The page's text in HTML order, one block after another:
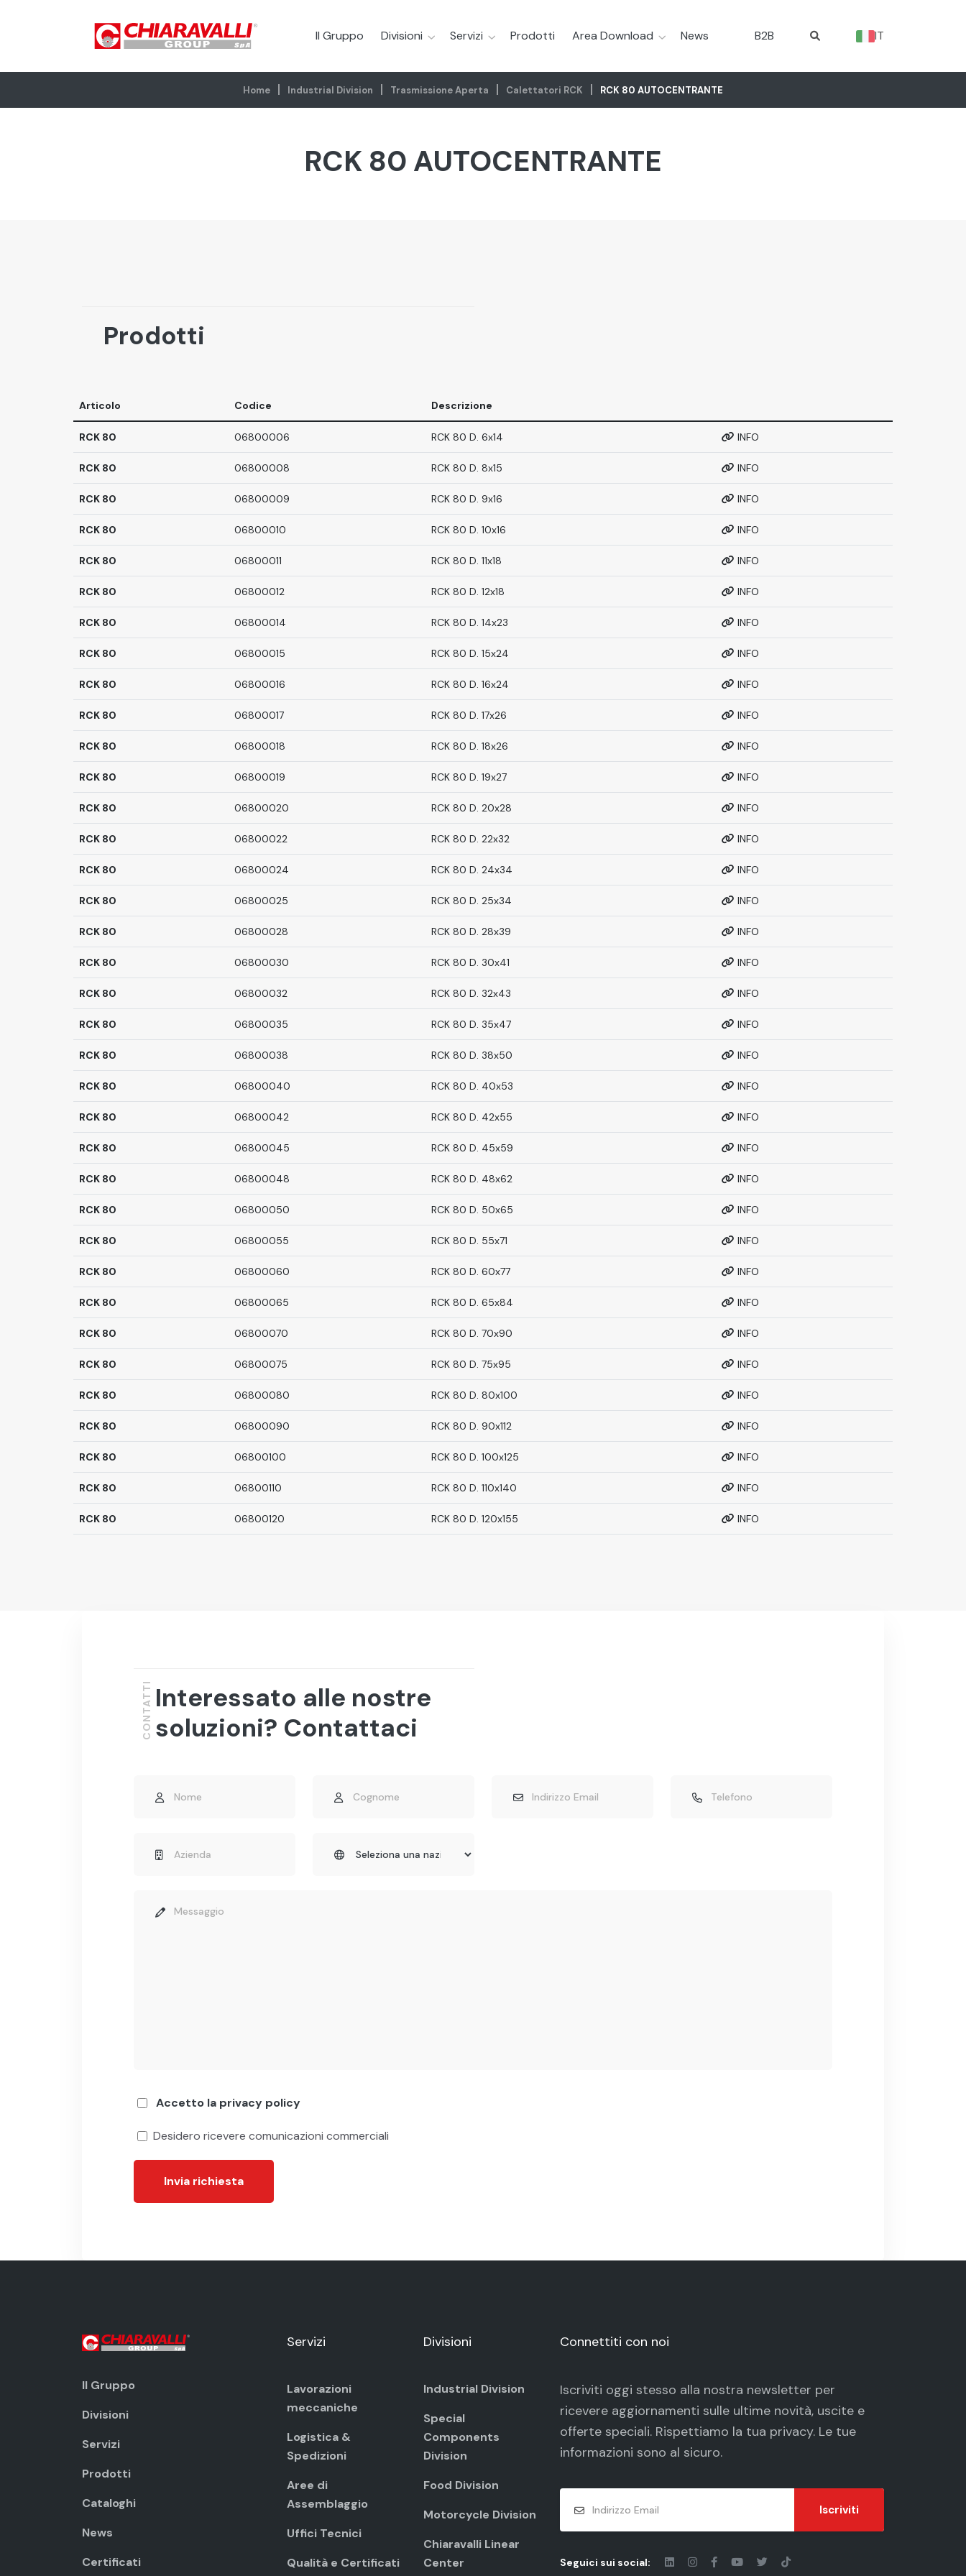
Il Gruppo Divisioni Servizi Prodotti Area Download News B2B IT
Home Industrial Division Trasmissione Aperta Calettatori RCK RCK 80 AUTOCENTRANTE
RCK 80 AUTOCENTRANTE
Prodotti
Articolo Codice Descrizione
RCK 80 06800006 RCK 80 D. 6x14 INFO
RCK 80 06800008 RCK 80 D. 8x15 INFO
RCK 80 06800009 RCK 80 D. 9x16 INFO
RCK 80 06800010 RCK 80 D. 10x16 INFO
RCK 80 06800011 RCK 80 D. 11x18 INFO
RCK 80 06800012 RCK 80 D. 12x18 INFO
RCK 80 06800014 RCK 80 D. 14x23 INFO
RCK 80 06800015 RCK 80 D. 15x24 INFO
RCK 80 06800016 RCK 80 D. 16x24 INFO
RCK 80 06800017 RCK 80 D. 17x26 INFO
RCK 80 06800018 RCK 80 D. 18x26 INFO
RCK 80 06800019 RCK 80 D. 19x27 INFO
RCK 80 06800020 RCK 80 D. 20x28 INFO
RCK 80 06800022 RCK 80 D. 22x32 INFO
RCK 80 06800024 RCK 80 D. 24x34 INFO
RCK 80 06800025 RCK 80 D. 25x34 INFO
RCK 80 06800028 RCK 80 D. 28x39 INFO
RCK 80 06800030 RCK 80 D. 30x41 INFO
RCK 80 06800032 RCK 80 D. 32x43 INFO
RCK 80 06800035 RCK 80 D. 35x47 INFO
RCK 80 06800038 RCK 80 D. 38x50 INFO
RCK 80 06800040 RCK 80 D. 40x53 INFO
RCK 80 06800042 RCK 80 D. 42x55 INFO
RCK 80 06800045 RCK 80 D. 45x59 INFO
RCK 80 06800048 RCK 80 D. 48x62 INFO
RCK 80 06800050 RCK 80 D. 50x65 INFO
RCK 80 06800055 RCK 80 D. 55x71 INFO
RCK 80 06800060 RCK 80 D. 60x77 INFO
RCK 80 06800065 RCK 80 D. 65x84 INFO
RCK 80 06800070 RCK 80 D. 70x90 INFO
RCK 80 06800075 RCK 80 D. 75x95 INFO
RCK 80 06800080 RCK 80 D. 80x100 INFO
RCK 80 06800090 RCK 80 D. 90x112 INFO
RCK 80 06800100 RCK 80 D. 100x125 INFO
RCK 80 06800110 RCK 80 D. 110x140 INFO
RCK 80 06800120 RCK 80 D. 120x155 INFO
Interessato alle nostre
soluzioni? Contattaci
CONTATTI
Accetto la privacy policy
Desidero ricevere comunicazioni commerciali
Invia richiesta
Il Gruppo
Divisioni
Servizi
Prodotti
Cataloghi
News
Certificati
Servizi
Lavorazioni
meccaniche
Logistica &
Spedizioni
Aree di
Assemblaggio
Uffici Tecnici
Qualità e Certificati
Divisioni
Industrial Division
Special
Components
Division
Food Division
Motorcycle Division
Chiaravalli Linear
Center
Connettiti con noi
Iscriviti oggi stesso alla nostra newsletter per
ricevere aggiornamenti sulle ultime novità, uscite e
offerte speciali. Rispettiamo la tua privacy. Le tue
informazioni sono al sicuro.
Iscriviti
Seguici sui social: